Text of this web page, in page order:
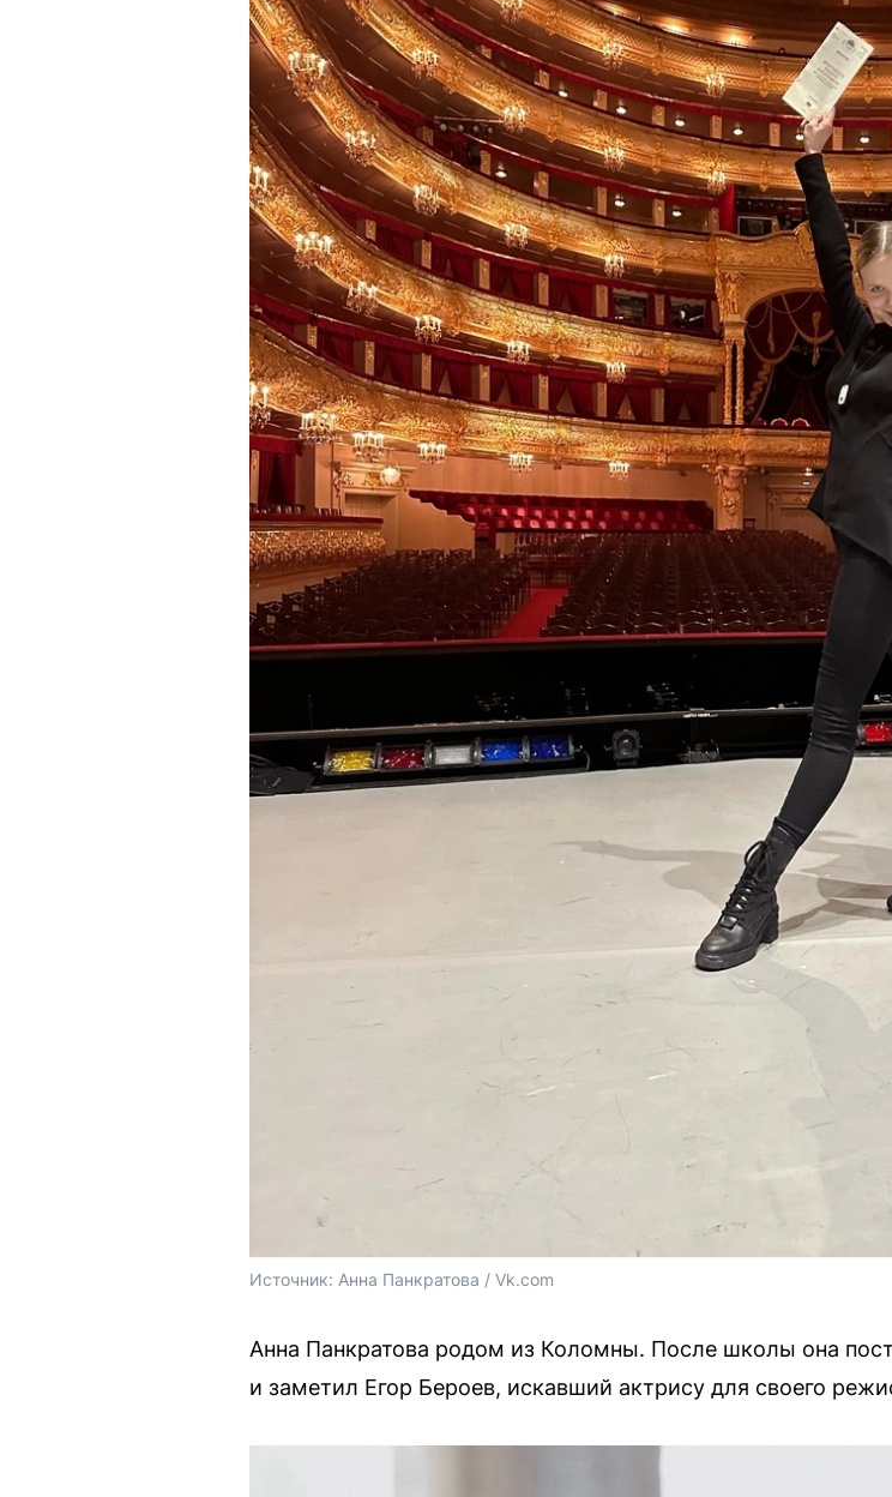
Источник: Анна Панкратова / Vk.com
Анна Панкратова родом из Коломны. После школы она
и заметил Егор Бероев, искавший актрису для своего